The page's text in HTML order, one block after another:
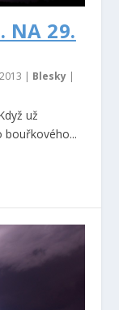
NA 29.
| Blesky |
už
bouřkového...